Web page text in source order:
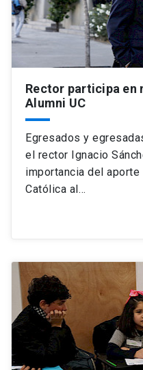
Rector participa en
Alumni UC
Egresados y
el rector Ignacio
importancia del
Católica al…